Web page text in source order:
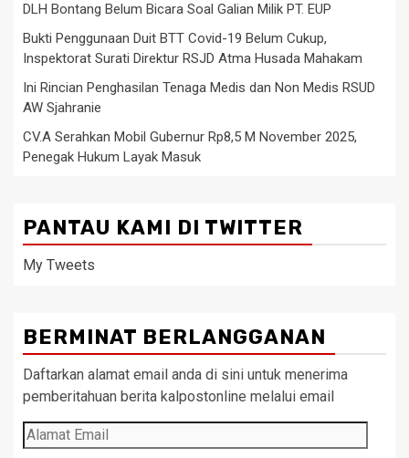
DLH Bontang Belum Bicara Soal Galian Milik PT. EUP
Bukti Penggunaan Duit BTT Covid-19 Belum Cukup,
Inspektorat Surati Direktur RSJD Atma Husada Mahakam
Ini Rincian Penghasilan Tenaga Medis dan Non Medis RSUD
AW Sjahranie
CV.A Serahkan Mobil Gubernur Rp8,5 M November 2025,
Penegak Hukum Layak Masuk
PANTAU KAMI DI TWITTER
My Tweets
BERMINAT BERLANGGANAN
Daftarkan alamat email anda di sini untuk menerima
pemberitahuan berita kalpostonline melalui email
Alamat
Email